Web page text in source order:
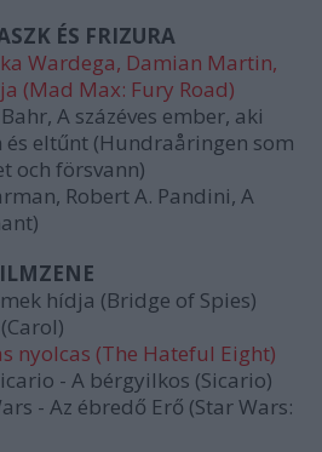
ÉS FRIZURA
Wardega, Damian Martin,
(Mad Max: Fury Road)
A százéves ember, aki
eltűnt (Hundraåringen som
och försvann)
Robert A. Pandini, A
hídja (Bridge of Spies)
nyolcas (The Hateful Eight)
- A bérgyilkos (Sicario)
- Az ébredő Erő (Star Wars: